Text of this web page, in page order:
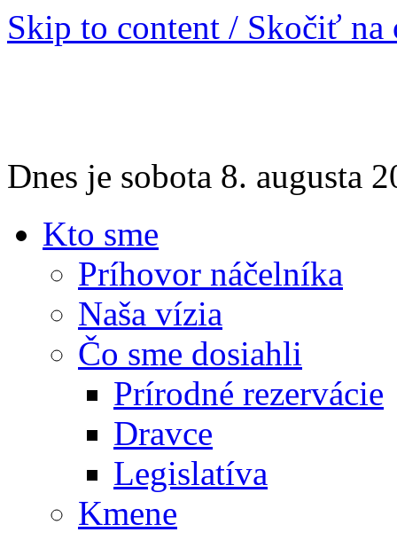
Skip to content / Skočiť na
Dnes je sobota 8. augusta
Kto sme
Príhovor náčelníka
Naša vízia
Čo sme dosiahli
Prírodné rezervácie
Dravce
Legislatíva
Kmene